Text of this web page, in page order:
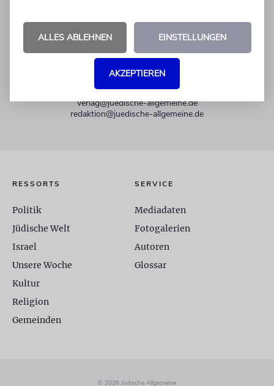
KUNDENSERVICE
+49 30 275833 0
Mo-Do 9-17 Uhr
verlag@juedische-allgemeine.de
redaktion@juedische-allgemeine.de
RESSORTS
Politik
Jüdische Welt
Israel
Unsere Woche
Kultur
Religion
Gemeinden
SERVICE
Mediadaten
Fotogalerien
Autoren
Glossar
© 2026 Jüdische Allgemeine
ALLES ABLEHNEN EINSTELLUNGEN
AKZEPTIEREN